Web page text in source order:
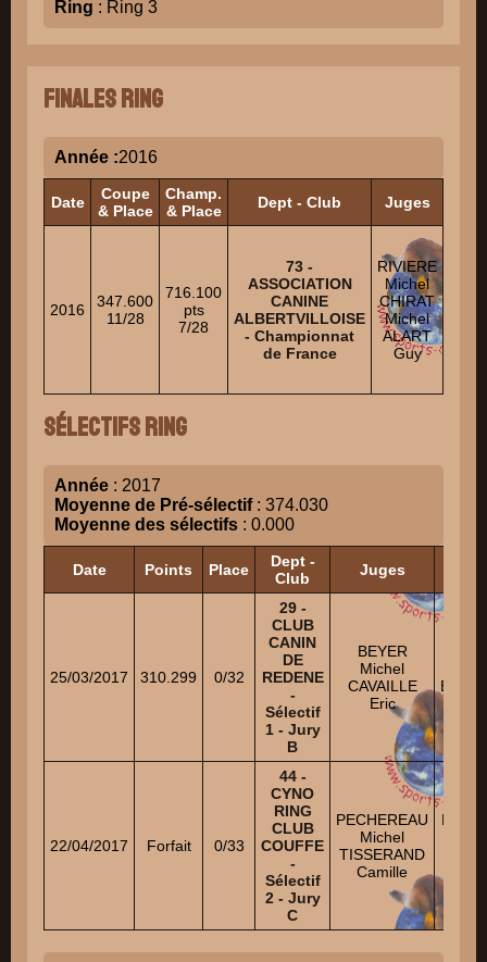
Ring : Ring 3
Finales Ring
Année :2016
Date
Coupe
& Place
Champ.
& Place
Dept - Club Juges
2016
347.600
11/28
716.100
pts
7/28
73 -
ASSOCIATION
CANINE
ALBERTVILLOISE
- Championnat
de France
RIVIERE
Michel
CHIRAT
Michel
ALART
Guy
Sélectifs Ring
Année : 2017
Moyenne de Pré-sélectif: 374.030
Moyenne des sélectifs : 0.000
Date Points Place
Dept -
Club
Juges
25/03/2017 310.299 0/32
29 -
CLUB
CANIN
DE
REDENE
-
Sélectif
1 - Jury
B
BEYER
Michel
CAVAILLE
Eric
22/04/2017 Forfait 0/33
44 -
CYNO
RING
CLUB
COUFFE
-
Sélectif
2 - Jury
C
PECHEREAU
Michel
TISSERAND
Camille